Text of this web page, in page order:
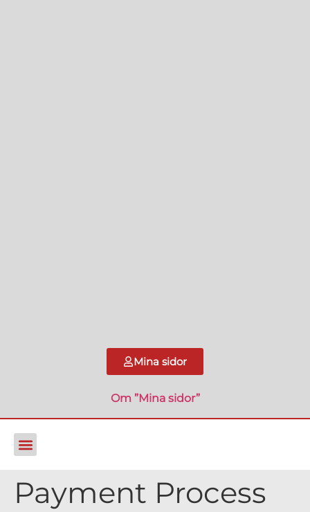
Mina sidor
Om ”Mina sidor”
Payment Process